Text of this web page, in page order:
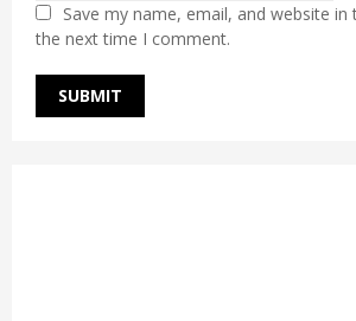
Save my name, email, and website
the next time I comment.